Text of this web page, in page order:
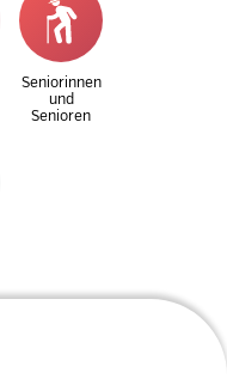
Seniorinnen
und
Senioren